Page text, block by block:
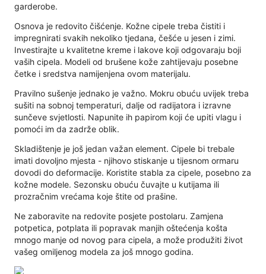
garderobe.
Osnova je redovito čišćenje. Kožne cipele treba čistiti i
impregnirati svakih nekoliko tjedana, češće u jesen i zimi.
Investirajte u kvalitetne kreme i lakove koji odgovaraju boji
vaših cipela. Modeli od brušene kože zahtijevaju posebne
četke i sredstva namijenjena ovom materijalu.
Pravilno sušenje jednako je važno. Mokru obuću uvijek treba
sušiti na sobnoj temperaturi, dalje od radijatora i izravne
sunčeve svjetlosti. Napunite ih papirom koji će upiti vlagu i
pomoći im da zadrže oblik.
Skladištenje je još jedan važan element. Cipele bi trebale
imati dovoljno mjesta - njihovo stiskanje u tijesnom ormaru
dovodi do deformacije. Koristite stabla za cipele, posebno za
kožne modele. Sezonsku obuću čuvajte u kutijama ili
prozračnim vrećama koje štite od prašine.
Ne zaboravite na redovite posjete postolaru. Zamjena
potpetica, potplata ili popravak manjih oštećenja košta
mnogo manje od novog para cipela, a može produžiti život
vašeg omiljenog modela za još mnogo godina.